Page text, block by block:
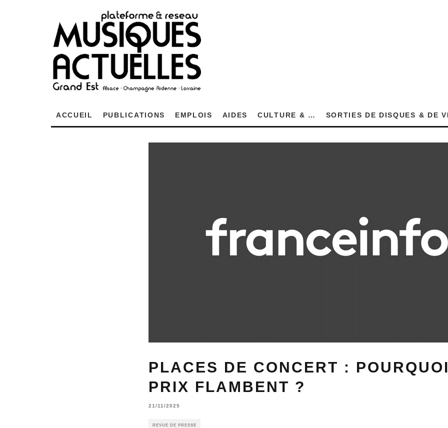
ACCUEIL PUBLICATIONS EMPLOIS AIDES CULTURE & … SORTIES DE DISQUES & DE
PLACES DE CONCERT :
PRIX FLAMBENT ?
21/11/2025
REVUE DE PRESSE